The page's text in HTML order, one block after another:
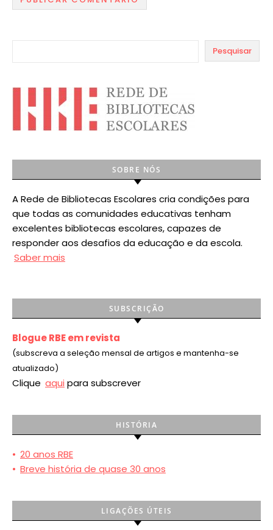
Pesquisar
SOBRE NÓS
A Rede de Bibliotecas Escolares cria condições para
que todas as comunidades educativas tenham
excelentes bibliotecas escolares, capazes de
responder aos desafios da educação e da escola.
Saber mais
SUBSCRIÇÃO
Blogue RBE em revista
(subscreva a seleção mensal de artigos e mantenha-se
atualizado)
Clique aqui para subscrever
HISTÓRIA
• 20 anos RBE
• Breve história de quase 30 anos
LIGAÇÕES ÚTEIS